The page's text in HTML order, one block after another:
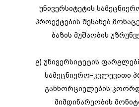
უნივერსიტეტის
პროექტების შესახებ
ბაზის მუშაობის
გ) უნივერსიტეტის
სამეცნიერო-კვლევითი
განხორციელების
მიმდინარეობის